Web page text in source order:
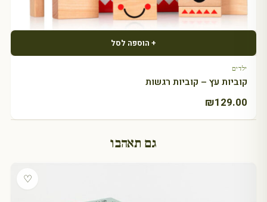
+ הוספה לסל
ילדים
קוביות עץ – קוביות רגשות
₪129.00
גם תאהבו
♡